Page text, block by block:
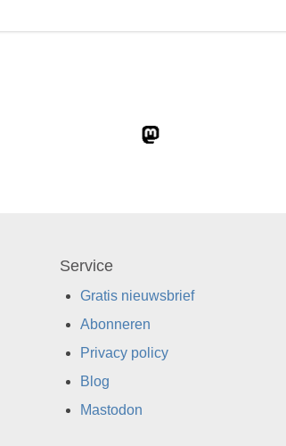
Service
Gratis nieuwsbrief
Abonneren
Privacy policy
Blog
Mastodon